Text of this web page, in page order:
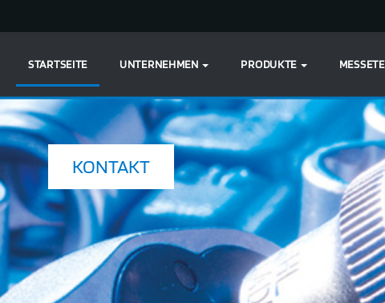
STARTSEITE UNTERNEHMEN PRODUKTE
KONTAKT